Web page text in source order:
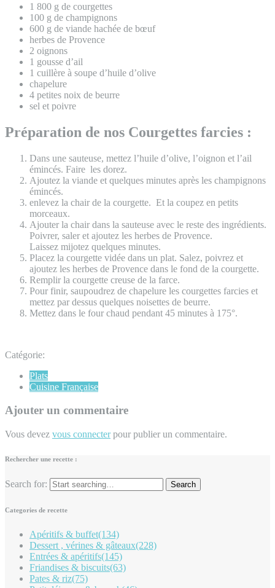
1 800 g de courgettes
100 g de champignons
600 g de viande hachée de bœuf
herbes de Provence
2 oignons
1 gousse d’ail
1 cuillère à soupe d’huile d’olive
chapelure
4 petites noix de beurre
sel et poivre
Préparation de nos Courgettes farcies :
Dans une sauteuse, mettez l’huile d’olive, l’oignon et l’ail
émincés. Faire les dorez.
Ajoutez la viande et quelques minutes après les champignons
émincés.
enlevez la chair de la courgette. Et la coupez en petits
morceaux.
Ajouter la chair dans la sauteuse avec le reste des ingrédients.
Poivrer, saler et ajoutez les herbes de Provence.
Laissez mijotez quelques minutes.
Placez la courgette vidée dans un plat. Salez, poivrez et
ajoutez les herbes de Provence dans le fond de la courgette.
Remplir la courgette creuse de la farce.
Pour finir, saupoudrez de chapelure les courgettes farcies et
mettez par dessus quelques noisettes de beurre.
Mettez dans le four chaud pendant 45 minutes à 175°.
Catégorie:
Plats
Cuisine Française
Ajouter un commentaire
Vous devez vous connecterpour publier un commentaire.
Rechercher une recette :
Search for:
Categories de recette
Apéritifs & buffet(134)
Dessert , vérines & gâteaux(228)
Entrées & apéritifs(145)
Friandises & biscuits(63)
Pates & riz(75)